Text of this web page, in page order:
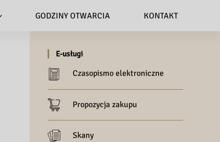
GODZINY OTWARCIA KONTAKT
E-usługi
Czasopismo elektroniczne
Propozycja zakupu
Skany